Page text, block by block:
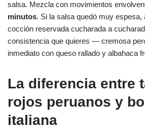
salsa. Mezcla con movimientos
minutos. Si la salsa quedó muy espesa,
cocción reservada cucharada a
consistencia que quieres — cremosa
inmediato con queso rallado y albahaca
La diferencia entre
rojos peruanos y
italiana